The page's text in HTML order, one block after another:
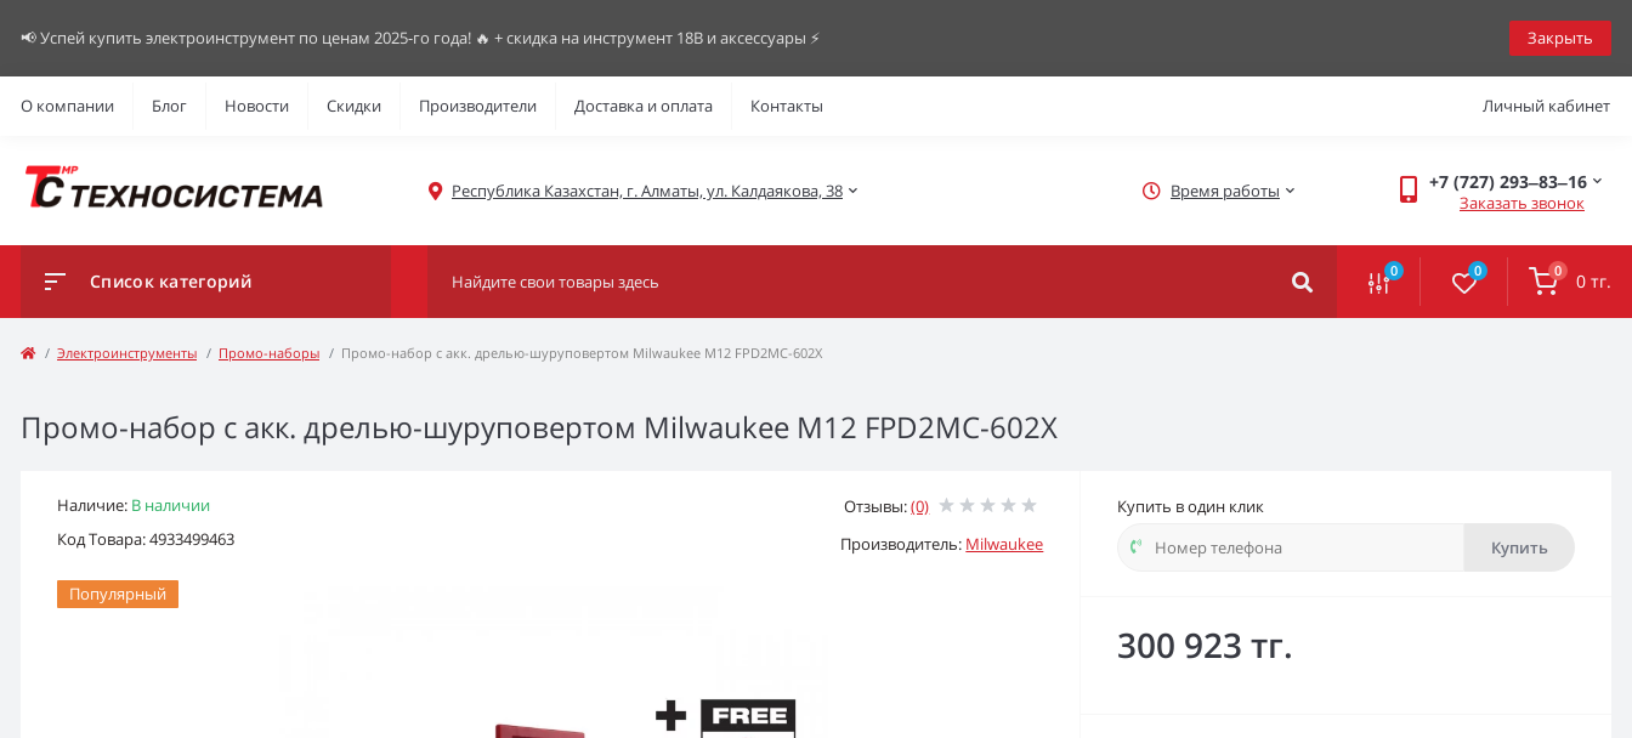
📢 Успей купить электроинструмент по ценам 2025-го года! 🔥 + скидка на инструмент 18В и аксессуары ⚡️ Закрыть
О компании Блог Новости Скидки Производители Доставка и оплата Контакты Личный кабинет
Республика Казахстан, г. Алматы, ул. Калдаякова, 38 Время работы +7 (727) 293‒83‒16
Заказать звонок
Список категорий 0 0 0 0 тг.
Электроинструменты Промо-наборы Промо-набор с акк. дрелью-шуруповертом Milwaukee M12 FPD2MC-602X
Промо-набор с акк. дрелью-шуруповертом Milwaukee M12 FPD2MC-602X
Наличие: В наличии
Код Товара: 4933499463
Отзывы:(0)
Производитель: Milwaukee
Популярный
Купить в один клик
Купить
300 923 тг.